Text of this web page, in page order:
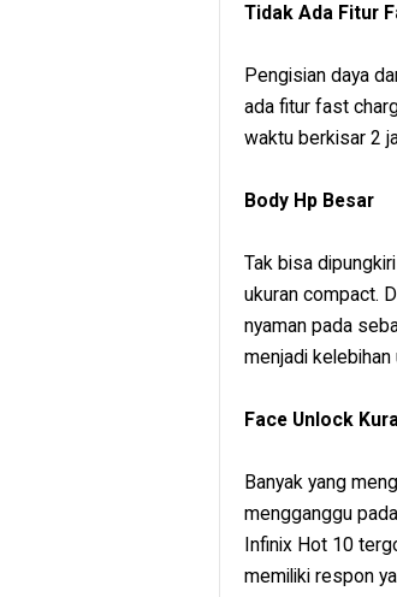
Tidak Ada Fitur
Pengisian daya
ada fitur fast
waktu berkisar 2
Body Hp Besar
Tak bisa
ukuran compact.
nyaman pada
menjadi
Face Unlock
Banyak yang
mengganggu
Infinix Hot 10
memiliki respon